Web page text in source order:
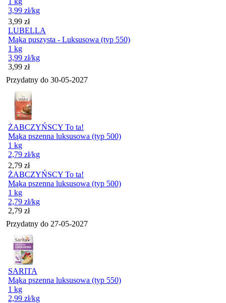
3,99 zł/kg
Cena
3,99 zł
LUBELLA
Mąka puszysta - Luksusowa (typ 550)
1 kg
3,99 zł/kg
Cena
3,99 zł
Przydatny do 30-05-2027
ŻABCZYŃSCY To ta!
Mąka pszenna luksusowa (typ 500)
1 kg
2,79 zł/kg
Cena
2,79 zł
ŻABCZYŃSCY To ta!
Mąka pszenna luksusowa (typ 500)
1 kg
2,79 zł/kg
Cena
2,79 zł
Przydatny do 27-05-2027
SARITA
Mąka pszenna luksusowa (typ 550)
1 kg
2,99 zł/kg